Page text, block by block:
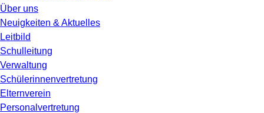
Über uns
Neuigkeiten & Aktuelles
Leitbild
Schulleitung
Verwaltung
Schülerinnenvertretung
Elternverein
Personalvertretung